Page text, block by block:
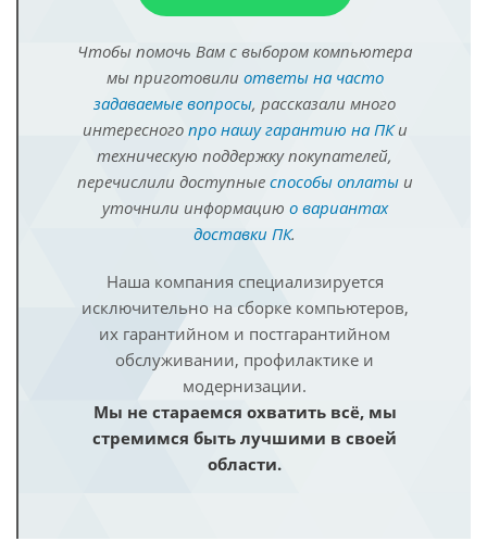
Чтобы помочь Вам с выбором компьютера
мы приготовили ответы на часто
задаваемые вопросы, рассказали много
интересного про нашу гарантию на ПКи
техническую поддержку покупателей,
перечислили доступные способы оплатыи
уточнили информацию о вариантах
доставки ПК.
Наша компания специализируется
исключительно на сборке компьютеров,
их гарантийном и постгарантийном
обслуживании, профилактике и
модернизации.
Мы не стараемся охватить всё, мы
стремимся быть лучшими в своей
области.